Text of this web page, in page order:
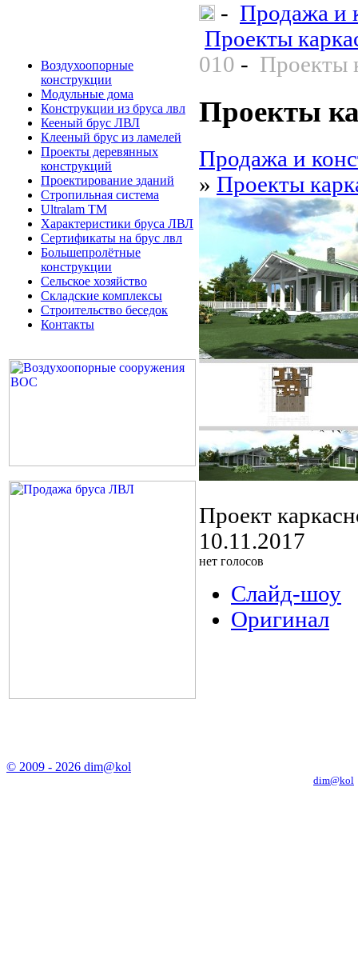
Воздухоопорные
конструкции
Модульные дома
Конструкции из бруса лвл
Кееный брус ЛВЛ
Клееный брус из ламелей
Проекты деревянных
конструкций
Проектирование зданий
Стропильная система
Ultralam TM
Характеристики бруса ЛВЛ
Сертификаты на брус лвл
Большепролётные
конструкции
Сельское хозяйство
Складские комплексы
Строительство беседок
Контакты
- Продажа и
Проекты
010 - Проекты
Проекты
Продажа и
» Проекты
Проект
10.11.2017
нет голосов
Слайд-шоу
Оригинал
© 2009 - 2026 dim@kol
dim@kol